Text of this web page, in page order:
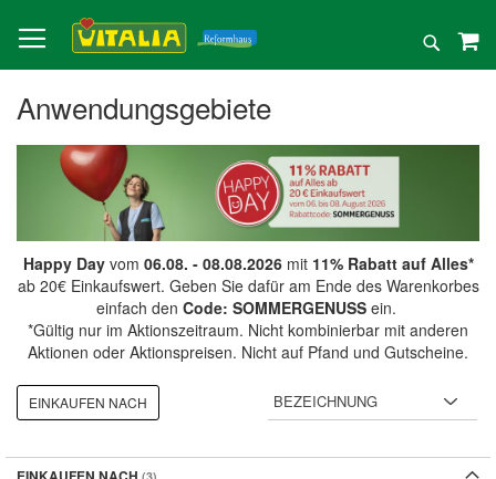
zum
Inhalt
Suche
Anwendungsgebiete
Happy Dayvom 06.08. - 08.08.2026mit 11% Rabatt auf Alles*
ab 20€ Einkaufswert. Geben Sie dafür am Ende des Warenkorbes
einfach den Code: SOMMERGENUSSein.
*Gültig nur im Aktionszeitraum. Nicht kombinierbar mit anderen
Aktionen oder Aktionspreisen. Nicht auf Pfand und Gutscheine.
EINKAUFEN NACH